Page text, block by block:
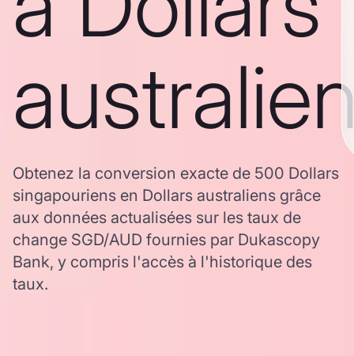
Obtenez la conversion exacte de 500 Dollars
singapouriens en Dollars australiens grâce
aux données actualisées sur les taux de
change SGD/AUD fournies par Dukascopy
Bank, y compris l'accès à l'historique des
taux.